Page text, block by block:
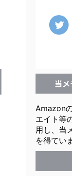
当
Amazon
エイト等
用し、当
を得てい